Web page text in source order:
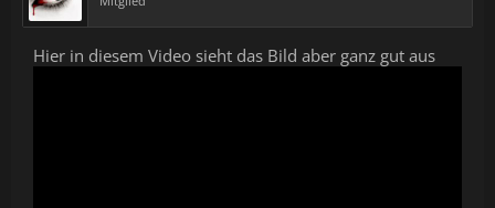
Hier in diesem Video sieht das Bild aber ganz gut aus